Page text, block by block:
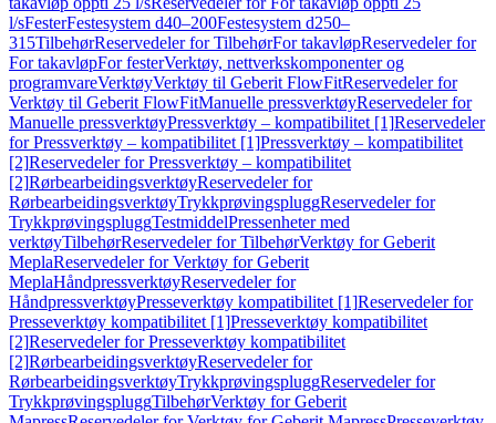
l/sFesterFestesystem d40–200Festesystem d250–
315TilbehørReservedeler for TilbehørFor takavløpReservedeler for
For takavløpFor festerVerktøy, nettverkskomponenter og
programvareVerktøyVerktøy til Geberit FlowFitReservedeler for
Verktøy til Geberit FlowFitManuelle pressverktøyReservedeler for
Manuelle pressverktøyPressverktøy – kompatibilitet [1]Reservedeler
for Pressverktøy – kompatibilitet [1]Pressverktøy – kompatibilitet
[2]Reservedeler for Pressverktøy – kompatibilitet
[2]RørbearbeidingsverktøyReservedeler for
RørbearbeidingsverktøyTrykkprøvingspluggReservedeler for
TrykkprøvingspluggTestmiddelPressenheter med
verktøyTilbehørReservedeler for TilbehørVerktøy for Geberit
MeplaReservedeler for Verktøy for Geberit
MeplaHåndpressverktøyReservedeler for
HåndpressverktøyPresseverktøy kompatibilitet [1]Reservedeler for
Presseverktøy kompatibilitet [1]Presseverktøy kompatibilitet
[2]Reservedeler for Presseverktøy kompatibilitet
[2]RørbearbeidingsverktøyReservedeler for
RørbearbeidingsverktøyTrykkprøvingspluggReservedeler for
TrykkprøvingspluggTilbehørVerktøy for Geberit